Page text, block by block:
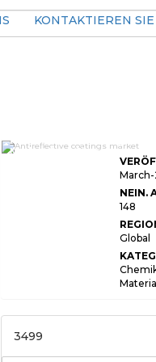
KONTAKTIEREN
Antireflective Coatings
Market Size, Share,
(Agribusinesses,
Research Institutions,
Government Bodies,
NEIN.
148
Global
3499